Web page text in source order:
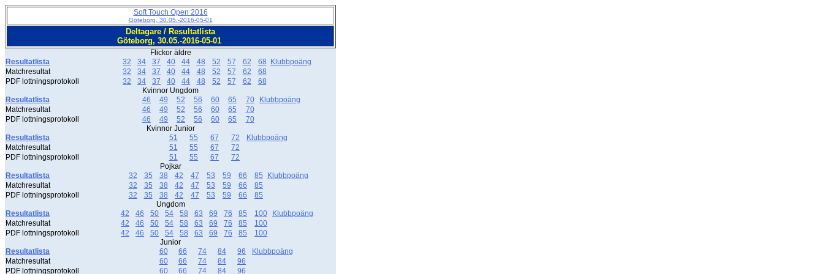
Soft Touch Open 2016
Göteborg, 30.05.-2016-05-01
Deltagare / Resultatlista
Göteborg, 30.05.-2016-05-01
Flickor äldre
Resultatlista
32 34 37 40 44 48 52 57 62 68
Klubbpoäng
Matchresultat
32 34 37 40 44 48 52 57 62
68
PDF lottningsprotokoll
32 34 37 40 44 48 52 57 62
68
Kvinnor Ungdom
Resultatlista
46 49 52 56 60 65 70
Klubbpoäng
Matchresultat
46 49 52 56 60 65
70
PDF lottningsprotokoll
46 49 52 56 60 65
70
Kvinnor Junior
Resultatlista
51 55 67 72
Klubbpoäng
Matchresultat
51 55 67
72
PDF lottningsprotokoll
51 55 67
72
Pojkar
Resultatlista
32 35 38 42 47 53 59 66 85
Klubbpoäng
Matchresultat
32 35 38 42 47 53 59 66
85
PDF lottningsprotokoll
32 35 38 42 47 53 59 66
85
Ungdom
Resultatlista
42 46 50 54 58 63 69 76 85 100
Klubbpoäng
Matchresultat
42 46 50 54 58 63 69 76 85
100
PDF lottningsprotokoll
42 46 50 54 58 63 69 76 85
100
Junior
Resultatlista
60 66 74 84 96
Klubbpoäng
Matchresultat
60 66 74 84
96
PDF lottningsprotokoll
60 66 74 84
96